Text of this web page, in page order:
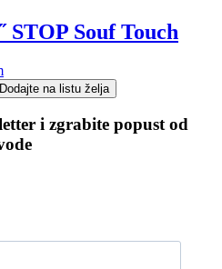
STOP Souf Touch
Dodajte na listu želja
i zgrabite popust od